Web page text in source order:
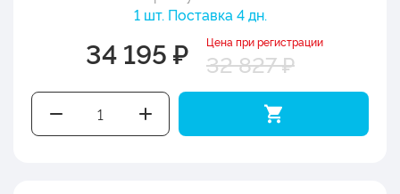
1 шт. Поставка 4 дн.
34 195 ₽ Цена при регистрации
32 827 ₽